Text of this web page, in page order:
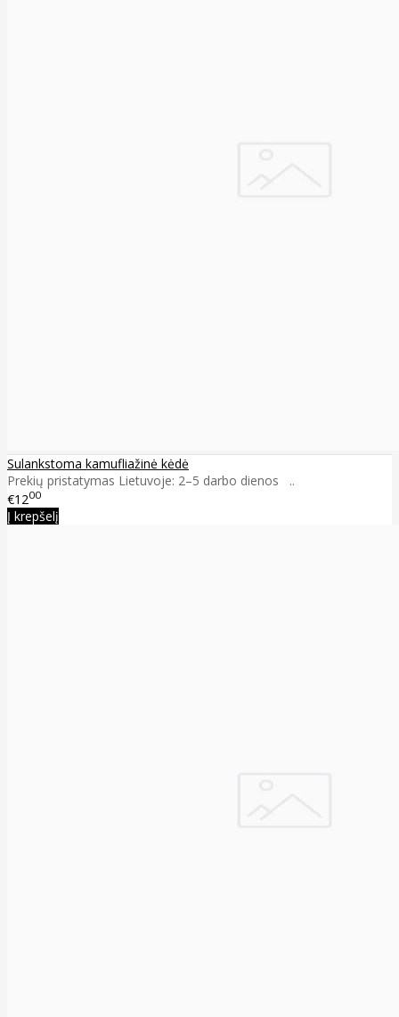
Sulankstoma kamufliažinė kėdė
Prekių pristatymas Lietuvoje: 2–5 darbo dienos ..
€1200
Į krepšelį